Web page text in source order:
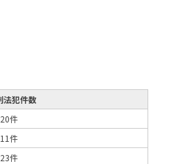
法犯件数
件
件
件